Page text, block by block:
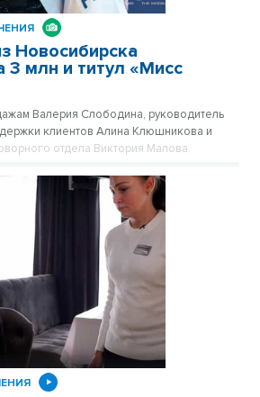
Новосибирска
3 млн и титул «Мисс
Валерия Слободина, руководитель
клиентов Алина Клюшникова и
отдела Виктория Малова.